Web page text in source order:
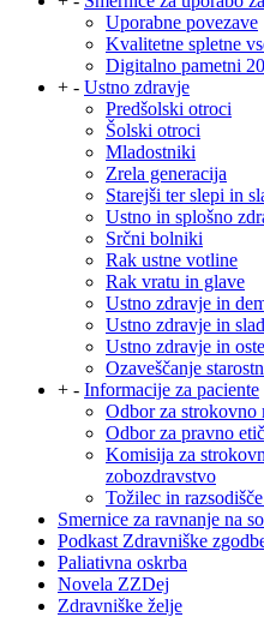
Uporabne povezave
Kvalitetne spletne
Digitalno pametni
+ - Ustno zdravje
Predšolski otroci
Šolski otroci
Mladostniki
Zrela generacija
Starejši ter slepi in
Ustno in splošno
Srčni bolniki
Rak ustne votline
Rak vratu in glave
Ustno zdravje in
Ustno zdravje in
Ustno zdravje in
Ozaveščanje
+ - Informacije za paciente
Odbor za strokovno
Odbor za pravno
Komisija za
zobozdravstvo
Tožilec in
Smernice za ravnanje na
Podkast Zdravniške
Paliativna oskrba
Novela ZZDej
Zdravniške želje